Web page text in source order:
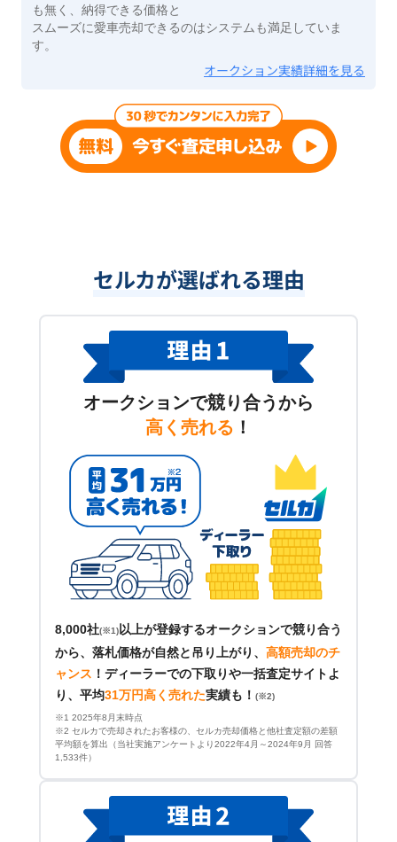
も無く、納得できる価格と
スムーズに愛車売却できるのはシステムも満足していま
す。
オークション実績詳細を見る
セルカが選ばれる理由
オークションで競り合うから
高く売れる ！
8,000社(※1) 以上が登録するオークションで競り合う
から、落札価格が自然と吊り上がり、 高額売却のチ
ャンス ！ ディーラーでの下取りや一括査定サイトよ
り、平均31万円高く売れた実績も！ (※2)
※1 2025年8月末時点
※2 セルカで売却されたお客様の、セルカ売却価格と他社査定額の差額
平均額を算出（当社実施アンケートより2022年4月～2024年9月 回答
1,533件）